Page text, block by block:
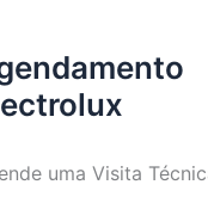
uma Visita